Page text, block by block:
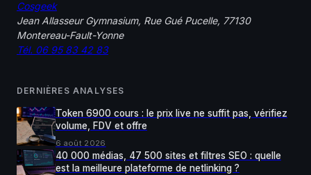
Cosgeek
Jean Allasseur Gymnasium, Rue Gué Pucelle, 77130
Montereau-Fault-Yonne
Tél. 06 95 83 42 83
DERNIÈRES ANALYSES
Token 6900 cours : le prix live ne suffit pas, vérifiez
volume, FDV et offre
6 août 2026
40 000 médias, 47 500 sites et filtres SEO : quelle
est la meilleure plateforme de netlinking ?